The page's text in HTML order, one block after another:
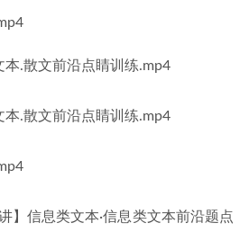
.散文前沿点睛训练.mp4
.散文前沿点睛训练.mp4
】信息类文本·信息类文本前沿题点